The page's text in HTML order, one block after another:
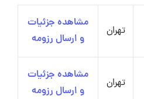
تهران
مشاهده جزئیات
و ارسال رزومه
تهران
مشاهده جزئیات
و ارسال رزومه